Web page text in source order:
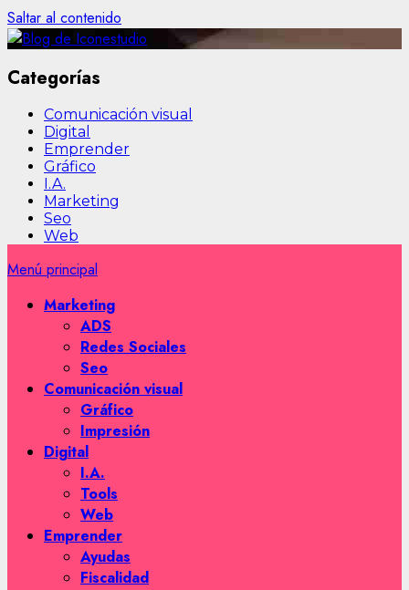
Saltar al contenido
Categorías
Comunicación visual
Digital
Emprender
Gráfico
I.A.
Marketing
Seo
Web
Menú principal
Marketing
ADS
Redes Sociales
Seo
Comunicación visual
Gráfico
Impresión
Digital
I.A.
Tools
Web
Emprender
Ayudas
Fiscalidad